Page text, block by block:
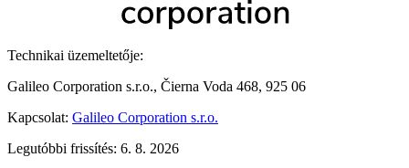
Technikai üzemeltetője:
Galileo Corporation s.r.o., Čierna Voda 468, 925 06
Kapcsolat: Galileo Corporation s.r.o.
Legutóbbi frissítés: 6. 8. 2026